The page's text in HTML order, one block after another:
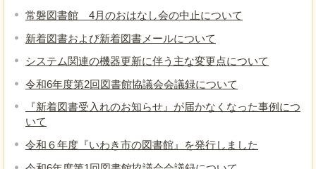
常磐図書館 4月のおはなし会の中止について
新着図書および新着図書メールについて
システム関連の機器更新に伴う主な変更点について
令和6年度第2回図書館協議会会議録について
『新着図書受入れのお知らせ』が届かなくなった事例につ
いて
令和６年度『いわき市の図書館』を発行しました